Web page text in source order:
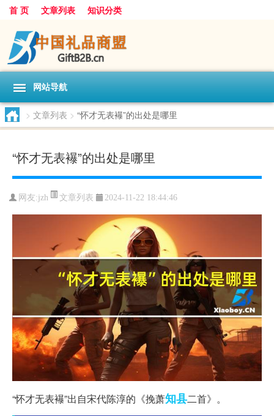
首 页 文章列表 知识分类
网站导航
> 文章列表 > “怀才无表襮”的出处是哪里
“怀才无表襮”的出处是哪里
网友:jzh 文章列表 2024-11-22 18:44:46
“怀才无表襮”出自宋代陈淳的《挽萧知县二首》。